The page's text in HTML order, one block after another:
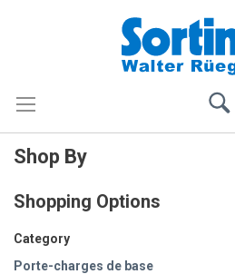
Shop By
Shopping Options
Category
Porte-charges de base